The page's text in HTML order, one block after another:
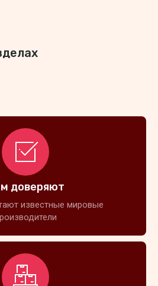
доверяют
известные мировые